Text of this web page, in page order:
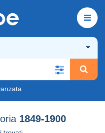
1849-1900